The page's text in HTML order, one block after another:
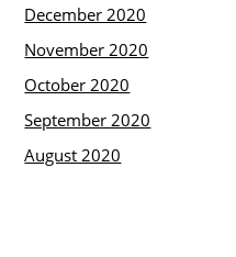
December 2020
November 2020
October 2020
September 2020
August 2020